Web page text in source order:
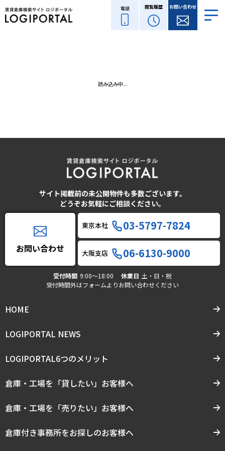
電話 閲覧履歴 お問い合わせ
読み込み中...
サイト掲載前の未公開物件も多数ございます。
どうぞお気軽にご相談ください。
お問い合わせ
東京本社 03-5797-7824
大阪支店 06-6130-9000
受付時間 9:00〜18:00 休業日 土・日・祝
受付時間外はフォームよりお問い合わせください
HOME
LOGIPORTAL NEWS
LOGIPORTAL6つのメリット
倉庫・工場を「貸したい」お客様へ
倉庫・工場を「売りたい」お客様へ
倉庫付き事務所をお探しのお客様へ